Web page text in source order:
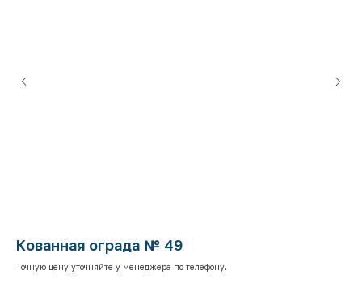
Кованная ограда № 49
Точную цену уточняйте у менеджера по телефону.